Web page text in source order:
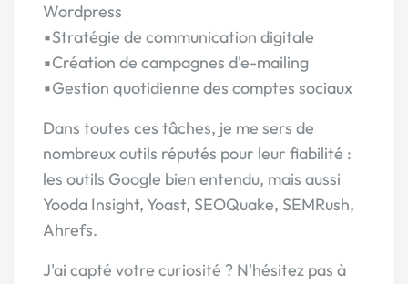
Wordpress
▪Stratégie de communication digitale
▪Création de campagnes d'e-mailing
▪Gestion quotidienne des comptes sociaux
Dans toutes ces tâches, je me sers de
nombreux outils réputés pour leur fiabilité :
les outils Google bien entendu, mais aussi
Yooda Insight, Yoast, SEOQuake, SEMRush,
Ahrefs.
J'ai capté votre curiosité ? N'hésitez pas à